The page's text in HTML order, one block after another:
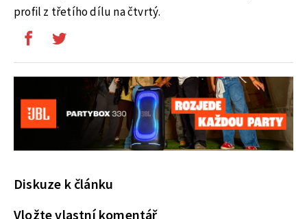
profil z třetího dílu na čtvrtý.
Diskuze k článku